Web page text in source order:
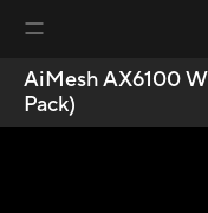
AiMesh AX6100
Pack)